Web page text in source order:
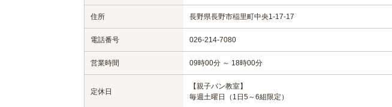
住所 長野県長野市稲里町中央1-17-17
電話番号 026-214-7080
営業時間 09時00分 ～ 18時00分
定休日
【親子パン教室】
毎週土曜日（1日5～6組限定）